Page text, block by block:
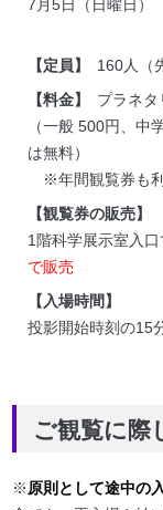
7月5日（日曜日）
【定員】
160人（
【料金】
プラネタ
（一般 500円、中
は無料）
※年間観覧券も利
【観覧券の販売】
1階科学展示室入口
で販売
【入場時間】
投影開始時刻の15
ご観覧に際
※原則として途中の